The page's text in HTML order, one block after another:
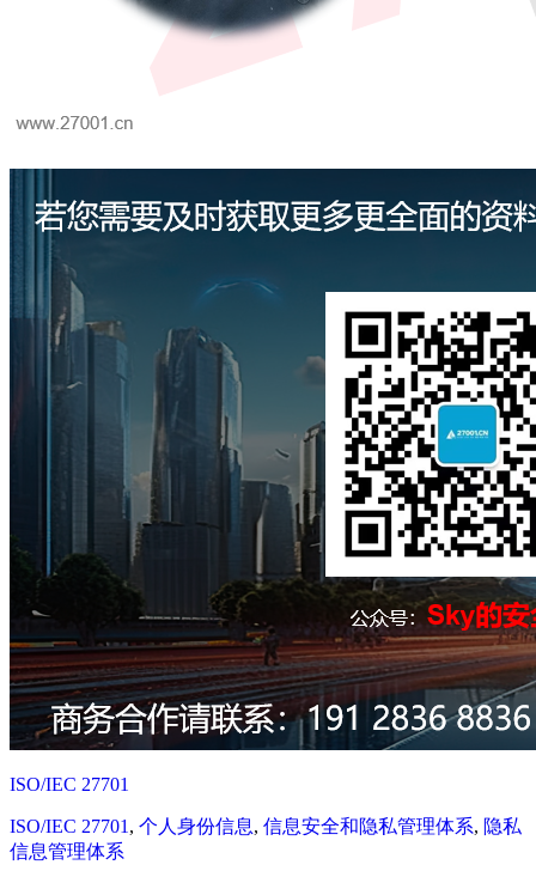
ISO/IEC 27701
ISO/IEC 27701 , 个人身份信息, 信息安全和隐私管理体系, 隐私
信息管理体系